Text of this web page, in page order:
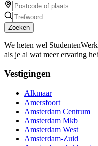
Zoeken
We heten wel
als je al wat meer ervaring
Vestigingen
Alkmaar
Amersfoort
Amsterdam Centrum
Amsterdam Mkb
Amsterdam West
Amsterdam-Zuid